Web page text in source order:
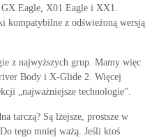
Eagle, X01 Eagle i XX1.
kompatybilne z odświeżoną wersją
z najwyższych grup. Mamy więc
Body i X-Glide 2. Więcej
„najważniejsze technologie”.
tarczą? Są lżejsze, prostsze w
tego mniej ważą. Jeśli ktoś